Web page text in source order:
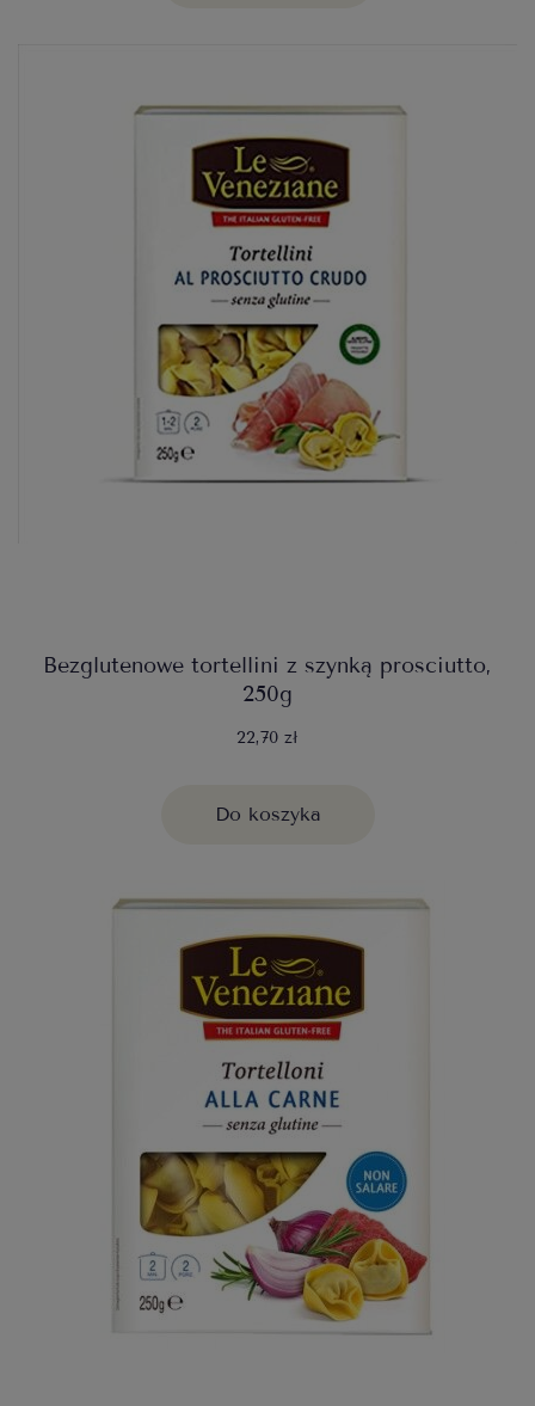
Bezglutenowe tortellini z szynką prosciutto,
250g
22,70 zł
Do koszyka